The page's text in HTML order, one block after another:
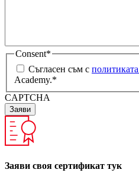
Consent*
Съгласен съм с
Academy.*
CAPTCHA
Заяви своя сертификат тук​